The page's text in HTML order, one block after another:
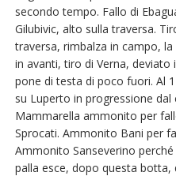
secondo tempo. Fallo di
Gilubivic, alto sulla traversa.
traversa, rimbalza in campo, la
in avanti, tiro di Verna, deviato
pone di testa di poco fuori. Al
su Luperto in progressione dal
Mammarella ammonito per
Sprocati. Ammonito Bani per
Ammonito Sanseverino
palla esce, dopo questa botta,